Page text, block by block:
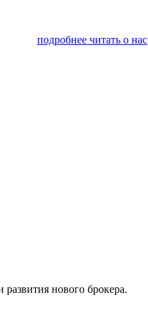
подробнее читать о нас
нового брокера.